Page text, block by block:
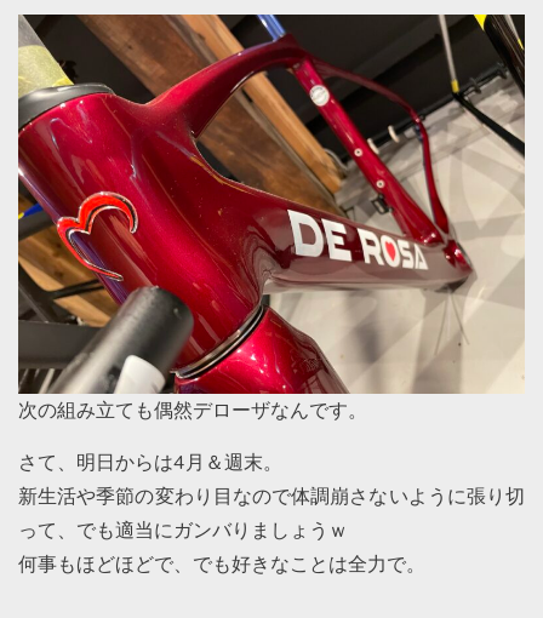
次の組み立ても偶然デローザなんです。
さて、明日からは4月＆週末。
新生活や季節の変わり目なので体調崩さないように張り切
って、でも適当にガンバりましょうｗ
何事もほどほどで、でも好きなことは全力で。